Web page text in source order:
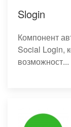
Slogin
Компонент
Social Login,
возможност...